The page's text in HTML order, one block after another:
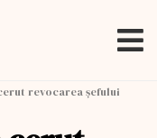
revocarea șefului